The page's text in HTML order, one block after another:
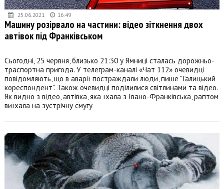
25.06.2021 16:49
Машину розірвало на частини: відео зіткнення двох
автівок під Франківськом
Сьогодні, 25 червня, близько 21:30 у Ямниці сталась дорожньо-
траспортна пригода. У телеграм-каналі «Чат 112» очевидці
повідомляють, що в аварії постраждали люди, пише "Галицький
кореспондент". Також очевидці поділилися світлинами та відео.
Як видно з відео, автівка, яка їхала з Івано-Франківська, раптом
виїхала на зустрічну смугу